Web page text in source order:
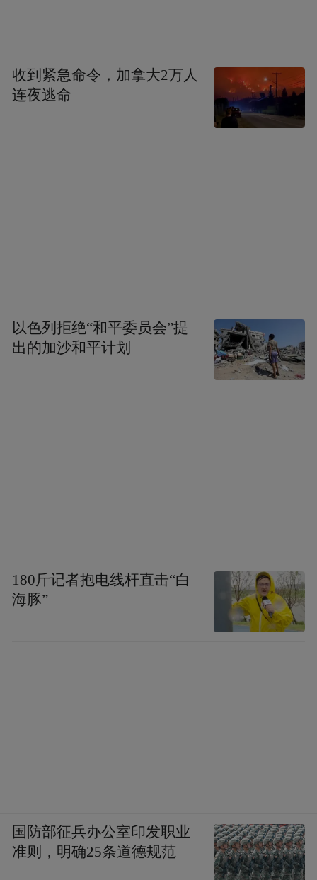
收到紧急命令，加拿大2万人
连夜逃命
以色列拒绝“和平委员会”提
出的加沙和平计划
180斤记者抱电线杆直击“白
海豚”
国防部征兵办公室印发职业
准则，明确25条道德规范